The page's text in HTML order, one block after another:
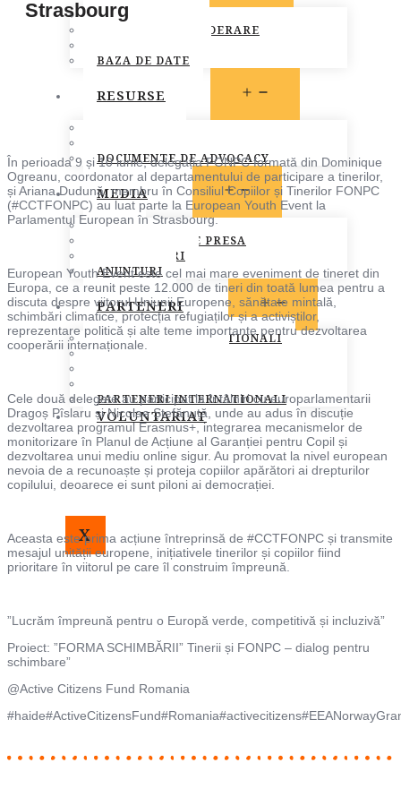
MEMBRI FONPC
PROCEDURA DE ADERARE
BAZA DE DATE
RESURSE
DOCUMENTE DE ADVOCACY
MEDIA
OPEN
MENU
STIRI
COMUNICATE DE PRESA
INFO MEMBRI
ANUNTURI
PARTENERI
OPEN
MENU
PARTENERI INSTITUTIONALI
PARTENERI MEDIA
PARTENERI INTERNATIONALI
VOLUNTARIAT
X
Strasbourg
În perioada 9 și 10 iunie, delegația FONPC formată din Dominique
Ogreanu, coordonator al departamentului de participare a tinerilor,
și Ariana Dudună, membru în Consiliul Copiilor și Tinerilor FONPC
(#CCTFONPC) au luat parte la European Youth Event la
Parlamentul European în Strasbourg.
European Youth Event este cel mai mare eveniment de tineret din
Europa, ce a reunit peste 12.000 de tineri din toată lumea pentru a
discuta despre viitorul Uniunii Europene, sănătate mintală,
schimbări climatice, protecția refugiaților și a activiștilor,
reprezentare politică și alte teme importante pentru dezvoltarea
cooperării internaționale.
Cele două delegate au participat la întâlniri cu europarlamentarii
Dragoș Pîslaru și Nicolae Ștefănuță, unde au adus în discuție
dezvoltarea programul Erasmus+, integrarea mecanismelor de
monitorizare în Planul de Acțiune al Garanției pentru Copil și
dezvoltarea unui mediu online sigur. Au promovat la nivel european
nevoia de a recunoaște și proteja copiilor apărători ai drepturilor
copilului, deoarece ei sunt piloni ai democrației.
Aceasta este prima acțiune întreprinsă de #CCTFONPC și transmite
mesajul unității europene, inițiativele tinerilor și copiilor fiind
prioritare în viitorul pe care îl construim împreună.
”Lucrăm împreună pentru o Europă verde, competitivă și incluzivă”
Proiect: ”FORMA SCHIMBĂRII” Tinerii și FONPC – dialog pentru
schimbare”
@Active Citizens Fund Romania